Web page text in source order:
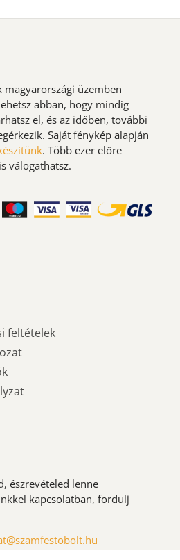
magyarországi üzemben
abban, hogy mindig
el, és az időben, további
Saját fénykép alapján
. Több ezer előre
válogathatsz.
feltételek
észrevételed lenne
kapcsolatban, fordulj